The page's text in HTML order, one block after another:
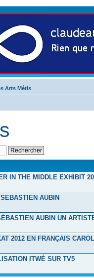
Arts Métis
IN THE MIDDLE EXHIBIT
AUBIN
AUBIN UN
2012 EN FRANÇAIS
ITWÉ SUR TV5